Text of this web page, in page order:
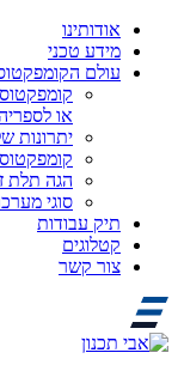
אודותינו
מידע טכני
עולם
או
יתרונות
קומפקטוס
הגה תלת
סוגי
תיק עבודות
קטלוגים
צור קשר